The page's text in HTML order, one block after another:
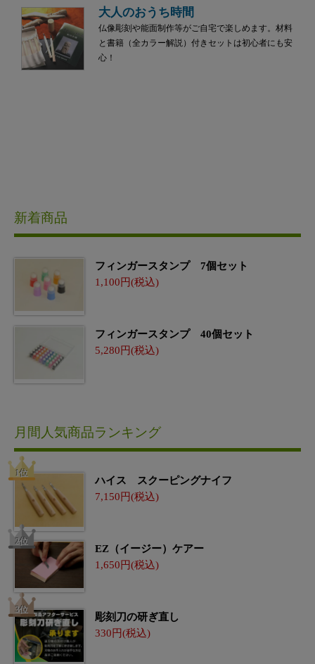
大人のおうち時間
仏像彫刻や能面制作等がご自宅で楽しめます。材料
と書籍（全カラー解説）付きセットは初心者にも安
心！
新着商品
フィンガースタンプ 7個セット
1,100
フィンガースタンプ 40個セット
5,280
月間人気商品ランキング
ハイス スクーピングナイフ
7,150
EZ（イージー）ケアー
1,650
彫刻刀の研ぎ直し
330